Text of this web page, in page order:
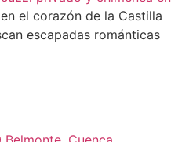
el corazón de la Castilla
escapadas románticas